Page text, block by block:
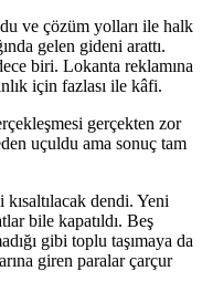
ve çözüm yolları ile halk
gelen gideni arattı.
biri. Lokanta reklamına
için fazlası ile kâfi.
gerçekten zor
uçuldu ama sonuç tam
dendi. Yeni
bile kapatıldı. Beş
gibi toplu taşımaya da
giren paralar çarçur